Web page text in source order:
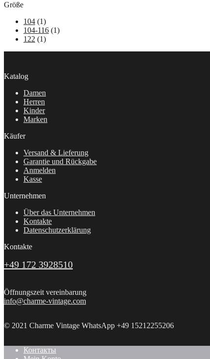
Größe
104 (1)
104-116 (1)
122 (1)
Katalog
Damen
Herren
Kinder
Marken
Käufer
Versand & Lieferung
Garantie und Rückgabe
Anmelden
Kasse
Unternehmen
Über das Unternehmen
Kontakte
Datenschutzerklärung
Kontakte
+49 172 3928510
Öffnungszeit vereinbarung
info@charme-vintage.com
© 2021 Charme Vintage WhatsApp +49 15212255206
Контакты